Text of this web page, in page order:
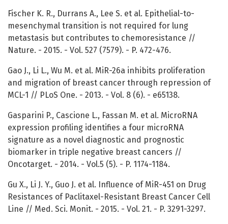
Fischer K. R., Durrans A., Lee S. et al. Epithelial-to-
mesenchymal transition is not required for lung
metastasis but contributes to chemoresistance //
Nature. - 2015. - Vol. 527 (7579). - P. 472-476.
Gao J., Li L., Wu M. et al. MiR-26a inhibits proliferation
and migration of breast cancer through repression of
MCL-1 // PLoS One. - 2013. - Vol. 8 (6). - e65138.
Gasparini P., Cascione L., Fassan M. et al. MicroRNA
expression profiling identifies a four microRNA
signature as a novel diagnostic and prognostic
biomarker in triple negative breast cancers //
Oncotarget. - 2014. - Vol.5 (5). - P. 1174-1184.
Gu X., Li J. Y., Guo J. et al. Influence of MiR-451 on Drug
Resistances of Paclitaxel-Resistant Breast Cancer Cell
Line // Med. Sci. Monit. - 2015. - Vol. 21. - P. 3291-3297.